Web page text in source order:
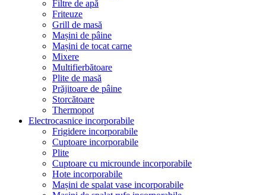
Filtre de apă
Friteuze
Grill de masă
Mașini de pâine
Mașini de tocat carne
Mixere
Multifierbătoare
Plite de masă
Prăjitoare de pâine
Storcătoare
Thermopot
Electrocasnice incorporabile
Frigidere incorporabile
Cuptoare incorporabile
Plite
Cuptoare cu microunde incorporabile
Hote incorporabile
Mașini de spalat vase incorporabile